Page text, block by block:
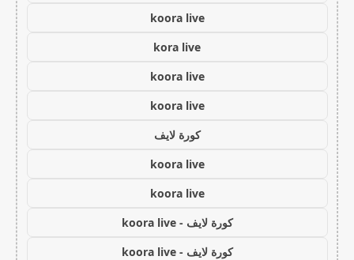
koora live
kora live
koora live
koora live
كورة لايف
koora live
koora live
كورة لايف - koora live
كورة لايف - koora live